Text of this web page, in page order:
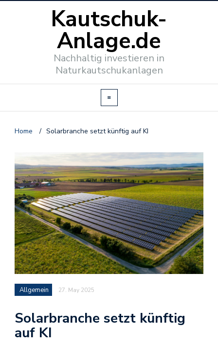
Kautschuk-
Anlage.de
Nachhaltig investieren in
Naturkautschukanlagen
Home / Solarbranche setzt künftig auf KI
Allgemein 27. May 2025
Solarbranche setzt künftig
auf KI